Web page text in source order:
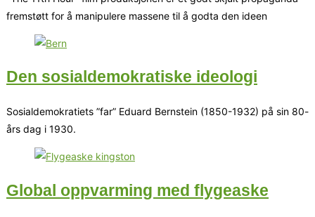
fremstøtt for å manipulere massene til å godta den ideen
Den sosialdemokratiske ideologi
Sosialdemokratiets ”far” Eduard Bernstein (1850-1932) på sin 80-
års dag i 1930.
Global oppvarming med flygeaske